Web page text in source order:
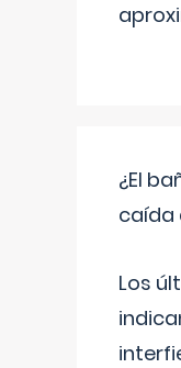
¿El
caída
Los